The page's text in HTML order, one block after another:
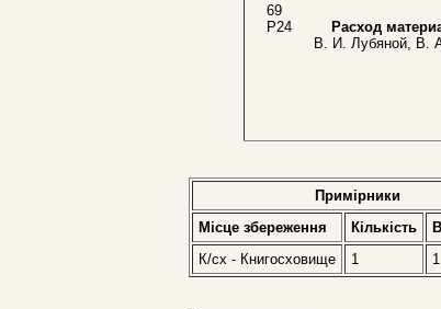
69
Р24
Расход
В. И. Лубяной, В.
Примірники
Місце збереження
Кількість
К/сх - Книгосховище
1 1